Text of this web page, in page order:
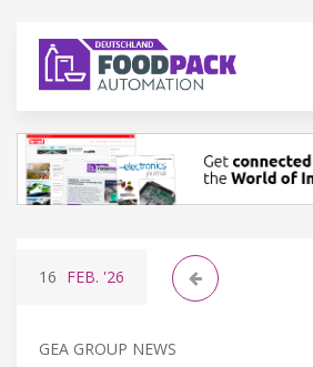
16 FEB. '26
GEA GROUP NEWS